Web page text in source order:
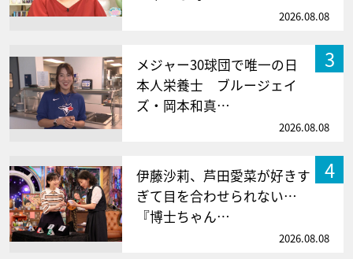
2026.08.08
3
メジャー30球団で唯一の日
本人栄養士 ブルージェイ
ズ・岡本和真…
2026.08.08
4
伊藤沙莉、芦田愛菜が好きす
ぎて目を合わせられない…
『博士ちゃん…
2026.08.08